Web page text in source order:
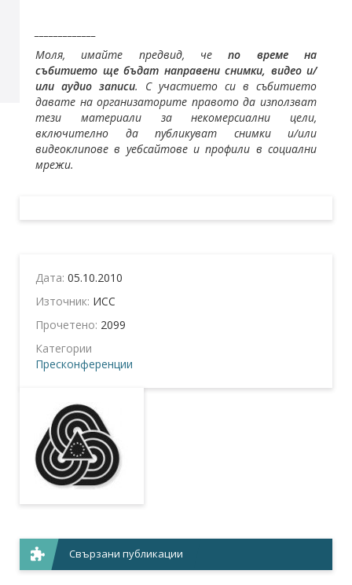
Моля, имайте предвид, чепо време на
събитието ще бъдат направени снимки, видео и/
или аудио записи. С участието си в събитието
давате на организаторите правото да използват
тези материали за некомерсиални цели,
включително да публикуват снимки и/или
видеоклипове в уебсайтове и профили в социални
мрежи.
Дата: 05.10.2010
Източник: ИСС
Прочетено: 2099
Категории
Пресконференции
Свързани публикации